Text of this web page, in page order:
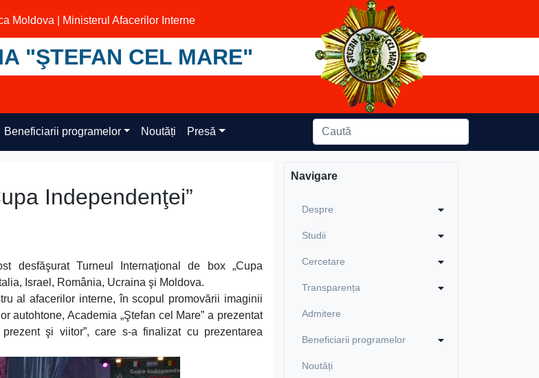
Moldova | Ministerul Afacerilor Interne
"ŞTEFAN CEL MARE"
Beneficiarii programelor Noutăți Presă
Independenţei”
desfăşurat Turneul Internaţional de box „Cupa
Israel, România, Ucraina şi Moldova.
al afacerilor interne, în scopul promovării imaginii
autohtone, Academia „Ştefan cel Mare” a prezentat
şi viitor”, care s-a finalizat cu prezentarea
Navigare
Despre
Studii
Cercetare
Transparența
Admitere
Beneficiarii programelor
Noutăți